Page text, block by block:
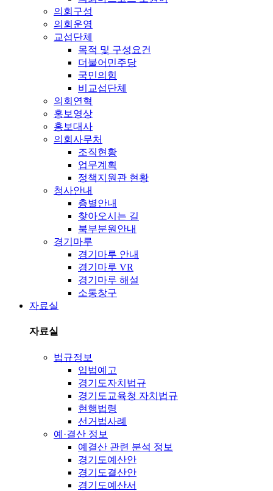
의회구성
의회운영
교섭단체
목적 및 구성요건
더불어민주당
국민의힘
비교섭단체
의회연혁
홍보영상
홍보대사
의회사무처
조직현황
업무계획
정책지원관 현황
청사안내
층별안내
찾아오시는 길
북부분원안내
경기마루
경기마루 안내
경기마루 VR
경기마루 해설
소통창구
자료실
자료실
법규정보
입법예고
경기도자치법규
경기도교육청 자치법규
현행법령
선거법사례
예·결산 정보
예결산 관련 분석 정보
경기도예산안
경기도결산안
경기도예산서